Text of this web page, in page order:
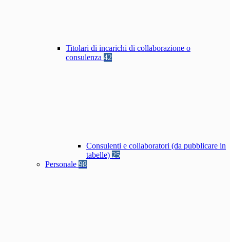
Titolari di incarichi di collaborazione o
consulenza 42
Consulenti e collaboratori (da pubblicare in
tabelle) 25
Personale 98